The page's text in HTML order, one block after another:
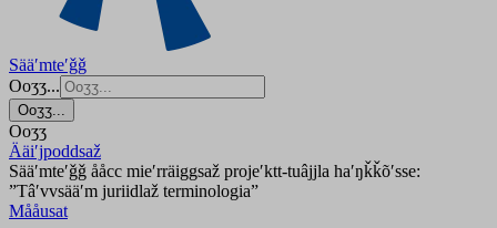
Sääʹmteʹǧǧ
Ooʒʒ...
Ooʒʒ...
Ooʒʒ
Ääiʹjpoddsaž
Sääʹmteʹǧǧ ååcc mieʹrräiggsaž projeʹktt-tuâjjla haʹŋǩǩõʹsse:
”Tâʹvvsääʹm juriidlaž terminologia”
Mååusat